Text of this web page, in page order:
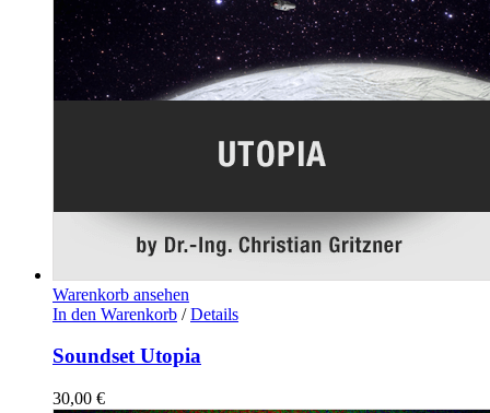
Warenkorb ansehen
In den Warenkorb / Details
Soundset Utopia
30,00 €